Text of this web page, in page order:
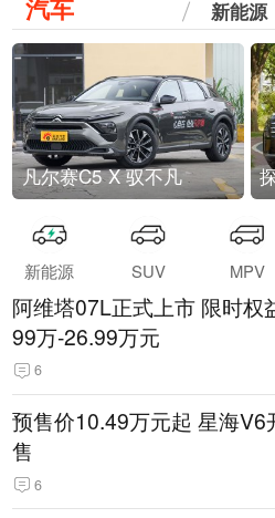
汽车 新能源
凡尔赛C5 X 驭不凡
新能源 SUV MPV
阿维塔07L正式上市 限时权
99万-26.99万元
6
预售价10.49万元起 星海V6
售
6